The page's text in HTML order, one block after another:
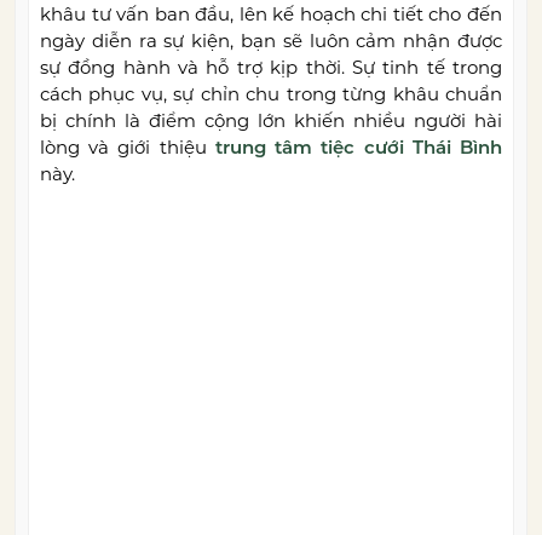
khâu tư vấn ban đầu, lên kế hoạch chi tiết cho đến
ngày diễn ra sự kiện, bạn sẽ luôn cảm nhận được
sự đồng hành và hỗ trợ kịp thời. Sự tinh tế trong
cách phục vụ, sự chỉn chu trong từng khâu chuẩn
bị chính là điểm cộng lớn khiến nhiều người hài
lòng và giới thiệu trung tâm tiệc cưới Thái Bình
này.